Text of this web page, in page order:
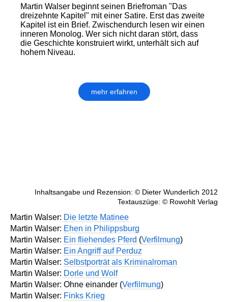
Martin Walser beginnt seinen Briefroman "Das
dreizehnte Kapitel" mit einer Satire. Erst das zweite
Kapitel ist ein Brief. Zwischendurch lesen wir einen
inneren Monolog. Wer sich nicht daran stört, dass
die Geschichte konstruiert wirkt, unterhält sich auf
hohem Niveau.
mehr erfahren
Inhaltsangabe und Rezension: © Dieter Wunderlich 2012
Textauszüge: © Rowohlt Verlag
Martin Walser: Die letzte Matinee
Martin Walser: Ehen in Philippsburg
Martin Walser: Ein fliehendes Pferd (Verfilmung)
Martin Walser: Ein Angriff auf Perduz
Martin Walser: Selbstporträt als Kriminalroman
Martin Walser: Dorle und Wolf
Martin Walser: Ohne einander (Verfilmung)
Martin Walser: Finks Krieg